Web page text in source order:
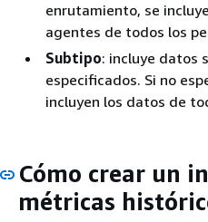
enrutamiento, se
agentes de todos los
Subtipo: incluye datos
especificados. Si no
incluyen los datos de
Cómo crear un
métricas